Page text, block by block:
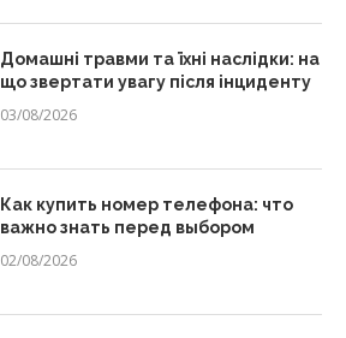
Домашні травми та їхні наслідки: на
що звертати увагу після інциденту
03/08/2026
Как купить номер телефона: что
важно знать перед выбором
02/08/2026